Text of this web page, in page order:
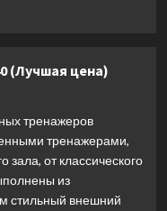
(Лучшая цена)
тренажеров
тренажерами,
зала, от классического
из
стильный внешний